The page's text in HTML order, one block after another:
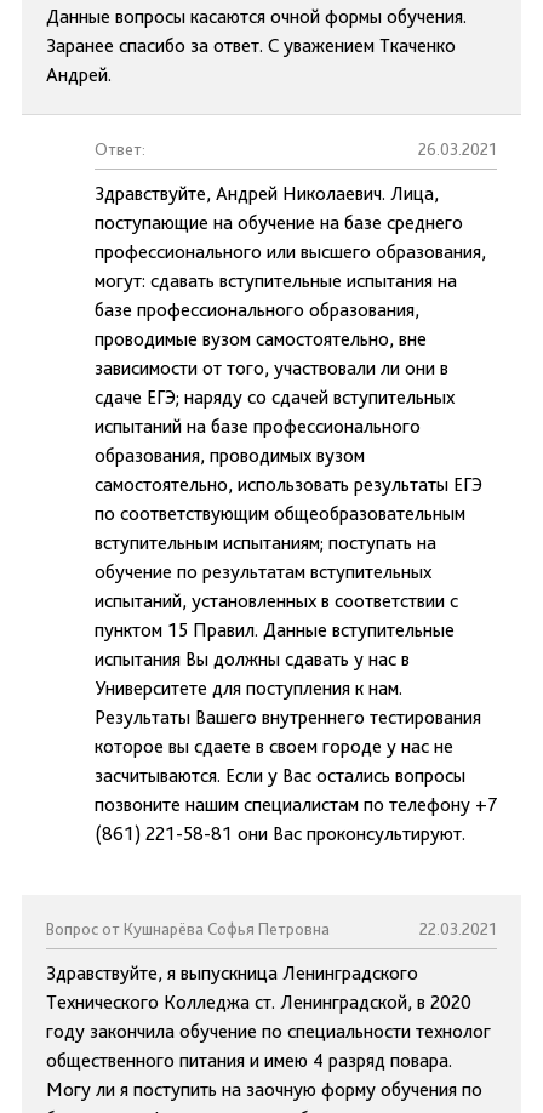
Данные вопросы касаются очной формы обучения.
Заранее спасибо за ответ. С уважением Ткаченко
Андрей.
Ответ: 26.03.2021
Здравствуйте, Андрей Николаевич. Лица,
поступающие на обучение на базе среднего
профессионального или высшего образования,
могут: сдавать вступительные испытания на
базе профессионального образования,
проводимые вузом самостоятельно, вне
зависимости от того, участвовали ли они в
сдаче ЕГЭ; наряду со сдачей вступительных
испытаний на базе профессионального
образования, проводимых вузом
самостоятельно, использовать результаты ЕГЭ
по соответствующим общеобразовательным
вступительным испытаниям; поступать на
обучение по результатам вступительных
испытаний, установленных в соответствии с
пунктом 15 Правил. Данные вступительные
испытания Вы должны сдавать у нас в
Университете для поступления к нам.
Результаты Вашего внутреннего тестирования
которое вы сдаете в своем городе у нас не
засчитываются. Если у Вас остались вопросы
позвоните нашим специалистам по телефону +7
(861) 221-58-81 они Вас проконсультируют.
Вопрос от Кушнарёва Софья Петровна 22.03.2021
Здравствуйте, я выпускница Ленинградского
Технического Колледжа ст. Ленинградской, в 2020
году закончила обучение по специальности технолог
общественного питания и имею 4 разряд повара.
Могу ли я поступить на заочную форму обучения по